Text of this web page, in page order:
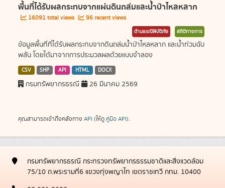
พื้นที่ได้รับผลกระทบจากแผ่นดินถล่มและน้ำป่าไหลหลาก
16091 total views 96 recent views
ด้านธรณีพิบัติภัย สถิติทางการ
ข้อมูลพื้นที่ที่ได้รับผลกระทบจากดินถล่มน้ำป่าไหลหลาก และน้ำท่วมฉับ
พลัน โดยได้มาจากการประมวลผลด้วยแบบจำลอง
CSV SHP API HTML DOCX
กรมทรัพยากรธรณี 26 มีนาคม 2569
คุณสามารถเข้าถึงคลังทาง API (ให้ดู คู่มือ API).
กรมทรัพยากรธรณี กระทรวงทรัพยากรธรรมชาติและสิ่งแวดล้อม
75/10 ถ.พระรามที่6 แขวงทุ่งพญาไท เขตราชเทวี กทม. 10400